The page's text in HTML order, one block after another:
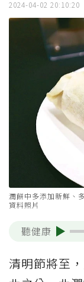
2024-04-02 20:10:20
潤餅中多添加新鮮、
資料照片
聽健康
清明節將至